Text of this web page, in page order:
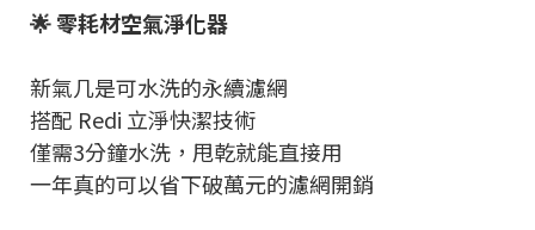
🌟 零耗材空氣淨化器
新氣几是可水洗的永續濾網
搭配 Redi 立淨快潔技術
僅需3分鐘水洗，甩乾就能直接用
一年真的可以省下破萬元的濾網開銷